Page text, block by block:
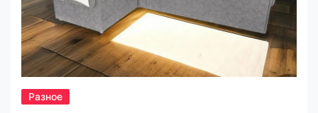
Разное